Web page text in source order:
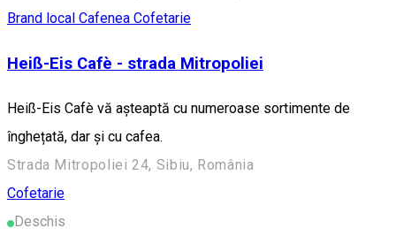
Brand local Cafenea Cofetarie
Heiß-Eis Cafè - strada Mitropoliei
Heiß-Eis Cafè vă așteaptă cu numeroase sortimente de
înghețată, dar și cu cafea.
Strada Mitropoliei 24, Sibiu, România
Cofetarie
Deschis